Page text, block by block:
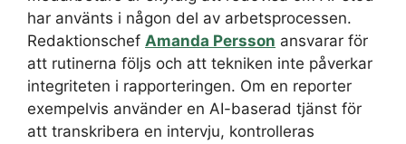
har använts i någon del av arbetsprocessen.
Redaktionschef Amanda Persson ansvarar för
att rutinerna följs och att tekniken inte påverkar
integriteten i rapporteringen. Om en reporter
exempelvis använder en AI-baserad tjänst för
att transkribera en intervju, kontrolleras